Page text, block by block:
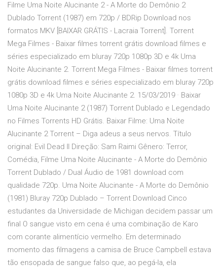
Filme Uma Noite Alucinante 2 - A Morte do Demônio 2
Dublado Torrent (1987) em 720p / BDRip Download nos
formatos MKV [BAIXAR GRÁTIS - Lacraia Torrent]. Torrent
Mega Filmes - Baixar filmes torrent grátis download filmes e
séries especializado em bluray 720p 1080p 3D e 4k Uma
Noite Alucinante 2. Torrent Mega Filmes - Baixar filmes torrent
grátis download filmes e séries especializado em bluray 720p
1080p 3D e 4k Uma Noite Alucinante 2. 15/03/2019 · Baixar
Uma Noite Alucinante 2 (1987) Torrent Dublado e Legendado
no Filmes Torrents HD Grátis. Baixar Filme: Uma Noite
Alucinante 2 Torrent – Diga adeus a seus nervos. Título
original: Evil Dead II Direção: Sam Raimi Gênero: Terror,
Comédia, Filme Uma Noite Alucinante - A Morte do Demônio
Torrent Dublado / Dual Áudio de 1981 download com
qualidade 720p. Uma Noite Alucinante - A Morte do Demônio
(1981) Bluray 720p Dublado – Torrent Download Cinco
estudantes da Universidade de Michigan decidem passar um
final O sangue visto em cena é uma combinação de Karo
com corante alimentício vermelho. Em determinado
momento das filmagens a camisa de Bruce Campbell estava
tão ensopada de sangue falso que, ao pegá-la, ela